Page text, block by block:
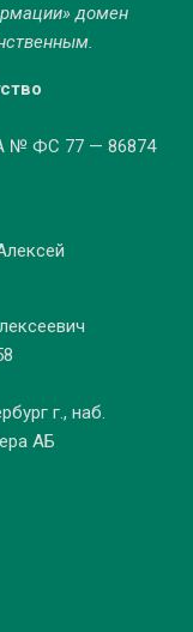
домен
№ ФС 77 — 86874
г., наб.
АБ